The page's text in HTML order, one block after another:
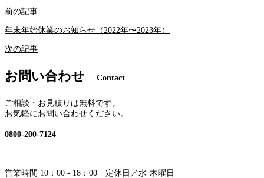
前の記事
年末年始休業のお知らせ（2022年〜2023年）
次の記事
お問い合わせ Contact
ご相談・お見積りは無料です。
お気軽にお問い合わせください。
0800-200-7124
営業時間 10：00 - 18：00 定休日／水·木曜日